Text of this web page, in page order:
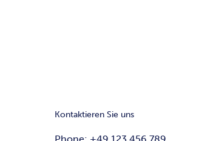
Kontaktieren Sie uns